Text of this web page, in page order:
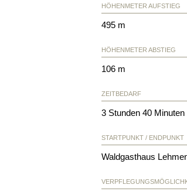
HÖHENMETER AUFSTIEG
495 m
HÖHENMETER ABSTIEG
106 m
ZEITBEDARF
3 Stunden 40 Minuten
STARTPUNKT / ENDPUNKT
Waldgasthaus